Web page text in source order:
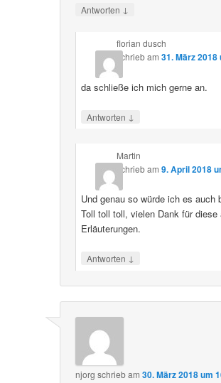
Antworten ↓
florian dusch
schriebam 31. März
da schließe ich mich gerne an.
Antworten ↓
Martin
schriebam 9. April 2018
Und genau so würde ich es auch
Toll toll toll, vielen Dank für diese
Erläuterungen.
Antworten ↓
njorg schriebam30. März 2018 um